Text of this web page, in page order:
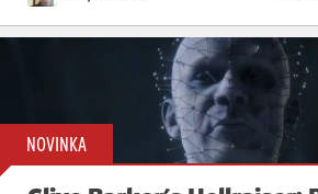
NOVINKA